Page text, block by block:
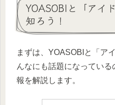
YOASOBIと「アイ
知ろう！
まずは、YOASOBIと「ア
んなにも話題になってい
報を解説します。